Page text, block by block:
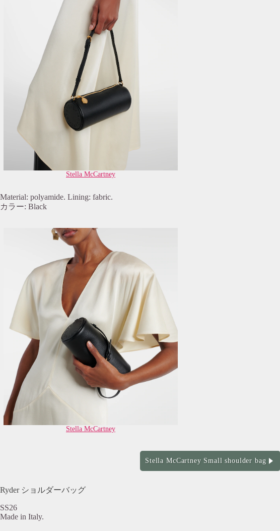
Stella McCartney
Material: polyamide. Lining: fabric.
カラー: Black
Stella McCartney
Stella McCartney Small shoulder bag
Ryder ショルダーバッグ
SS26
Made in Italy.